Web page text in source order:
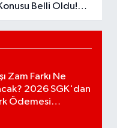
Belli Oldu!
Vurgusu
Zam Farkı Ne
2026 SGK'dan
Ödemesi